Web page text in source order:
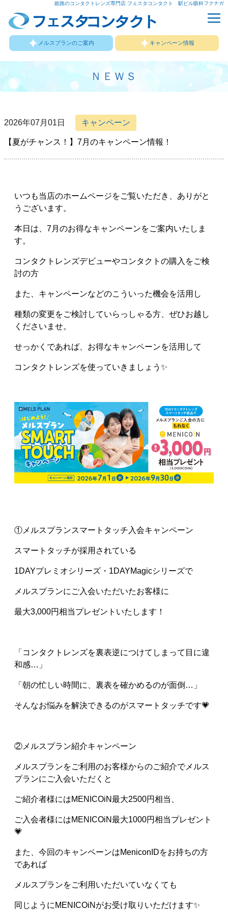
姫路のコンタクトレンズ専門店 フェスタコンタクト 駅ビル眼科フクナガ
メルスプランのご案内 キャンペーン情報
ＮＥＷＳ
2026年07月01日 キャンペーン
【夏がチャンス！】7月のキャンペーン情報！
いつも当店のホームページをご覧いただき、ありがと
うございます。
本日は、7月のお得なキャンペーンをご案内いたしま
す。
コンタクトレンズデビューやコンタクトの購入をご検
討の方
また、キャンペーンなどのこういった機会を活用し
種類の変更をご検討していらっしゃる方、ぜひお越し
くださいませ。
せっかくであれば、お得なキャンペーンを活用して
コンタクトレンズを使っていきましょう✨
①メルスプランスマートタッチ入会キャンペーン
スマートタッチが採用されている
1DAYプレミオシリーズ・1DAYMagicシリーズで
メルスプランにご入会いただいたお客様に
最大3,000円相当プレゼントいたします！
「コンタクトレンズを裏表逆につけてしまって目に違
和感…」
「朝の忙しい時間に、裏表を確かめるのが面倒…」
そんなお悩みを解決できるのがスマートタッチです💗
②メルスプラン紹介キャンペーン
メルスプランをご利用のお客様からのご紹介でメルス
プランにご入会いただくと
ご紹介者様にはMENICOiN最大2500円相当、
ご入会者様にはMENICOiN最大1000円相当プレゼント
💗
また、今回のキャンペーンはMeniconIDをお持ちの方
であれば
メルスプランをご利用いただいていなくても
同じようにMENICOiNがお受け取りいただけます✨